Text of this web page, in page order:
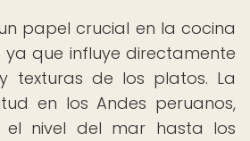
papel crucial en la cocina
que influye directamente
texturas de los platos. La
en los Andes peruanos,
nivel del mar hasta los